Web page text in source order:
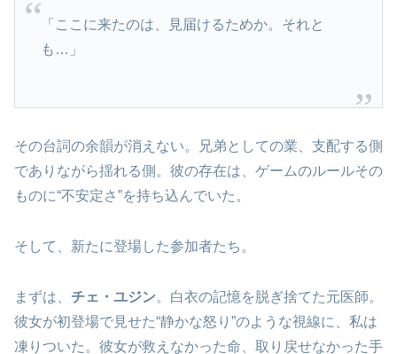
「ここに来たのは、見届けるためか。それと
も…」
その台詞の余韻が消えない。兄弟としての業、支配する側
でありながら揺れる側。彼の存在は、ゲームのルールその
ものに“不安定さ”を持ち込んでいた。
そして、新たに登場した参加者たち。
まずは、 チェ・ユジン。白衣の記憶を脱ぎ捨てた元医師。
彼女が初登場で見せた“静かな怒り”のような視線に、私は
凍りついた。彼女が救えなかった命、取り戻せなかった手